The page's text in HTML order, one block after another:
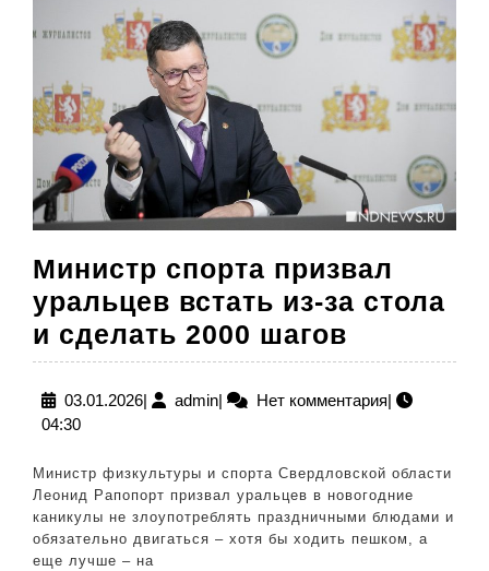
Министр спорта призвал
уральцев встать из-за стола
и сделать 2000 шагов
спорта
призвал
встать
из-
за
03.01.202603.01.2026
| adminadmin
| Нет комментария|
04:30
Министр физкультуры и спорта Свердловской области
Леонид Рапопорт призвал уральцев в новогодние
каникулы не злоупотреблять праздничными блюдами и
обязательно двигаться – хотя бы ходить пешком, а
еще лучше – на